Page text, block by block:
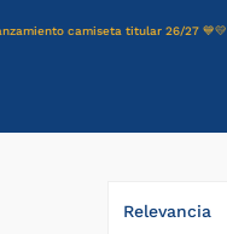
camiseta titular 26/27 💙💛
Relevancia